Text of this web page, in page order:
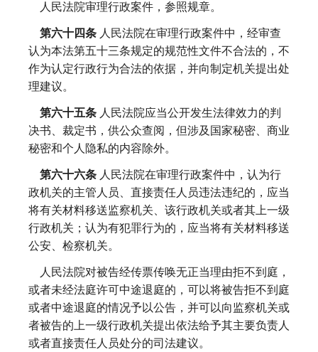
人民法院审理行政案件，参照规章。
第六十四条 人民法院在审理行政案件中，经审查
认为本法第五十三条规定的规范性文件不合法的，不
作为认定行政行为合法的依据，并向制定机关提出处
理建议。
第六十五条 人民法院应当公开发生法律效力的判
决书、裁定书，供公众查阅，但涉及国家秘密、商业
秘密和个人隐私的内容除外。
第六十六条 人民法院在审理行政案件中，认为行
政机关的主管人员、直接责任人员违法违纪的，应当
将有关材料移送监察机关、该行政机关或者其上一级
行政机关；认为有犯罪行为的，应当将有关材料移送
公安、检察机关。
人民法院对被告经传票传唤无正当理由拒不到庭，
或者未经法庭许可中途退庭的，可以将被告拒不到庭
或者中途退庭的情况予以公告，并可以向监察机关或
者被告的上一级行政机关提出依法给予其主要负责人
或者直接责任人员处分的司法建议。